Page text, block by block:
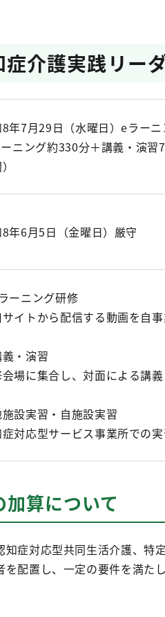
介護実践リーダ
年7月29日（水曜日）eラー
ニング約330分＋講義・演
年6月5日（金曜日）厳守
ーニング研修
イトから配信する動画を自
義・演習
場に集合し、対面による講
施設実習・自施設実習
対応型サービス事業所での
算について
知症対応型共同生活介護、特
を配置し、一定の要件を満た